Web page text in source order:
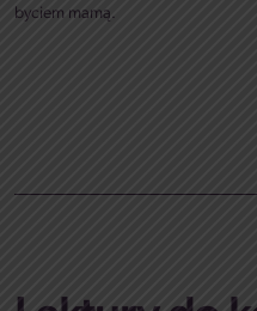
byciem mamą.